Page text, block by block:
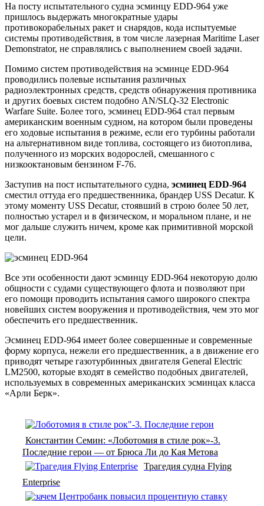
На посту испытательного судна эсминцу EDD-964 уже
пришлось выдержать многократные удары
противокорабельных ракет и снарядов, кода испытуемые
системы противодействия, в том числе лазерная Maritime Laser
Demonstrator, не справлялись с выполнением своей задачи.
Помимо систем противодействия на эсминце EDD-964
проводились полевые испытания различных
радиоэлектронных средств, средств обнаружения противника
и других боевых систем подобно AN/SLQ-32 Electronic
Warfare Suite. Более того, эсминец EDD-964 стал первым
американским военным судном, на котором были проведены
его ходовые испытания в режиме, если его турбины работали
на альтернативном виде топлива, состоящего из биотоплива,
полученного из морских водорослей, смешанного с
низкооктановым бензином F-76.
Заступив на пост испытательного судна, эсминец EDD-964
сместил оттуда его предшественника, брандер USS Decatur. К
этому моменту USS Decatur, стоявший в строю более 50 лет,
полностью устарел и в физическом, и моральном плане, и не
мог дальше служить ничем, кроме как примитивной морской
цели.
Все эти особенности дают эсминцу EDD-964 некоторую долю
общности с судами существующего флота и позволяют при
его помощи проводить испытания самого широкого спектра
новейших систем вооружения и противодействия, чем это мог
обеспечить его предшественник.
Эсминец EDD-964 имеет более совершенные и современные
форму корпуса, нежели его предшественник, а в движение его
приводят четыре газотурбинных двигателя General Electric
LM2500, которые входят в семейство подобных двигателей,
используемых в современных американских эсминцах класса
«Арли Берк».
Константин Семин: «Лоботомия в стиле рок»-3.
Последние герои — от Брюса Ли до Кая Метова
Трагедия судна Flying
Enterprise